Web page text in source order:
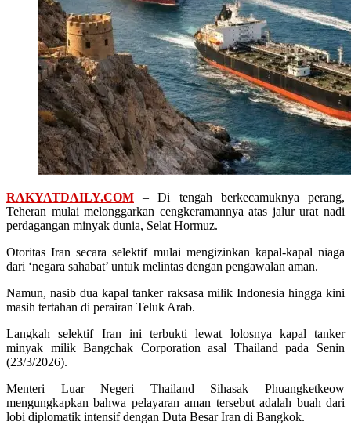
RAKYATDAILY.COM – Di tengah berkecamuknya perang,
Teheran mulai melonggarkan cengkeramannya atas jalur urat nadi
perdagangan minyak dunia, Selat Hormuz.
Otoritas Iran secara selektif mulai mengizinkan kapal-kapal niaga
dari ‘negara sahabat’ untuk melintas dengan pengawalan aman.
Namun, nasib dua kapal tanker raksasa milik Indonesia hingga kini
masih tertahan di perairan Teluk Arab.
Langkah selektif Iran ini terbukti lewat lolosnya kapal tanker
minyak milik Bangchak Corporation asal Thailand pada Senin
(23/3/2026).
Menteri Luar Negeri Thailand Sihasak Phuangketkeow
mengungkapkan bahwa pelayaran aman tersebut adalah buah dari
lobi diplomatik intensif dengan Duta Besar Iran di Bangkok.